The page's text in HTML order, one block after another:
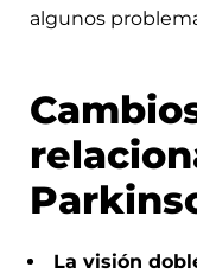
algunos
La visión